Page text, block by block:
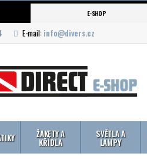
E-SHOP
E-mail: info@divers.cz
ŽAKETY A
KŘÍDLA
SVĚTLA A
LAMPY